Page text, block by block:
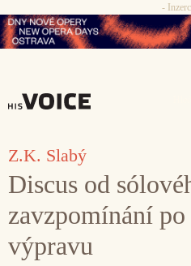
Přeskočit
na
-
Z.K. Slabý
Discus od
zavzpomínání
výpravu